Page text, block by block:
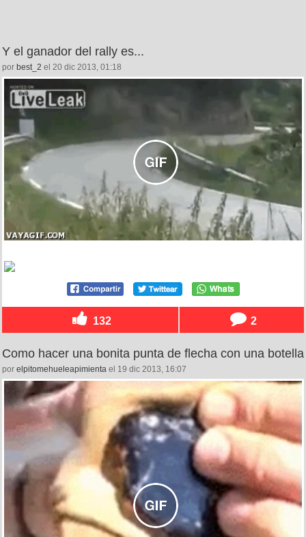
Y el ganador del rally es...
por best_2 el 20 dic 2013, 01:18
132 2
Como hacer una bonita punta de flecha con una botella
por elpitomehueleapimienta el 19 dic 2013, 16:07